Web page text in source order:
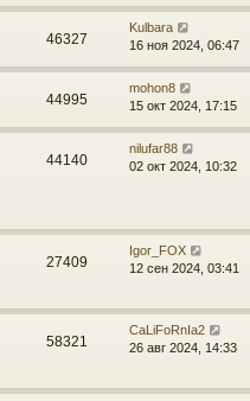
46327
Kulbara
16 ноя 2024, 06:47
44995
mohon8
15 окт 2024, 17:15
44140
nilufar88
02 окт 2024, 10:32
27409
Igor_FOX
12 сен 2024, 03:41
58321
CaLiFoRnIa2
26 авг 2024, 14:33